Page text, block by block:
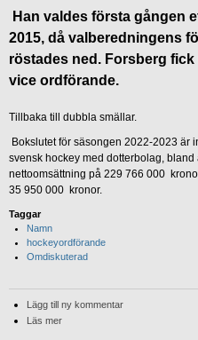
Han valdes första gången
2015, då valberedningens
röstades ned. Forsberg
vice ordförande.
Tillbaka till dubbla smällar.
Bokslutet för säsongen 2022-2023 är
svensk hockey med dotterbolag,
nettoomsättning på 229 766 000
35 950 000 kronor.
Taggar
Namn
hockeyordförande
Omdiskuterad
Lägg till ny kommentar
Läs mer